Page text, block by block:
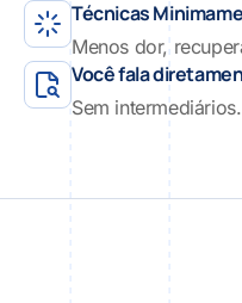
Técnicas
Menos dor,
Você fala
Sem intermediários.